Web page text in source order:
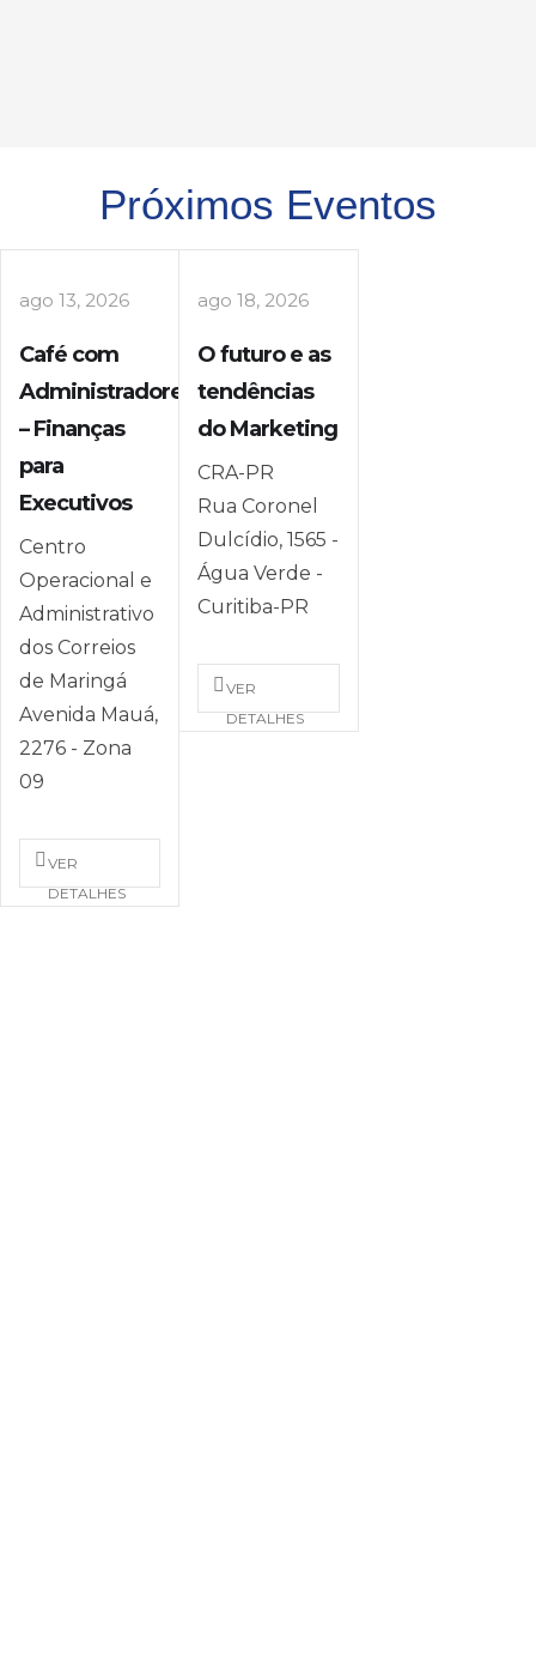
Próximos Eventos
ago 13, 2026
Café com
Administradores
– Finanças
para
Executivos
Centro
Operacional e
Administrativo
dos Correios
de Maringá
Avenida Mauá,
2276 - Zona
09
VER
DETALHES
ago 18, 2026
O futuro e as
tendências
do Marketing
CRA-PR
Rua Coronel
Dulcídio, 1565 -
Água Verde -
Curitiba-PR
VER
DETALHES